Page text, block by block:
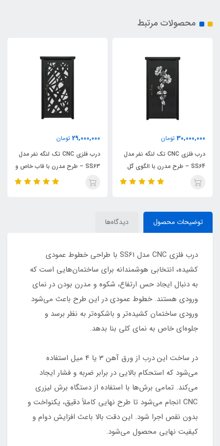
محصولات مرتبط
30,000,000 تومان
درب فلزی CNC تک لنگه نفر مدل
SS64 – طرح مدرن با الگوی گل
زیبا
29,000,000 تومان
درب فلزی CNC تک لنگه نفر مدل
SS63 – طرح مدرن با قاب خاص و
خطوط مینیمال
توضیحات محصول دیدگاه‌ها
درب فلزی CNC مدل SS61 با طراحی خطوط عمودی
کشیده، انتخابی هوشمندانه برای ساختمان‌هایی است که
به دنبال ایجاد حس ارتفاع، شکوه و مدرن بودن در نمای
ورودی هستند. خطوط عمودی در این طرح باعث می‌شود
ورودی ساختمان کشیده‌تر و باشکوه‌تر به نظر برسد و
جلوه‌ای خاص به نمای کلی بنا بدهد.
در ساخت این درب از ورق آهن 3 یا 4 میل استفاده
می‌شود که استحکام بالایی در برابر ضربه و فشار ایجاد
می‌کند. تمامی برش‌ها با استفاده از دستگاه برش لیزری
CNC انجام می‌شود تا طرح نهایی کاملاً دقیق، یکنواخت و
بدون نقص اجرا شود. این دقت بالا باعث افزایش دوام و
کیفیت نهایی محصول می‌شود.